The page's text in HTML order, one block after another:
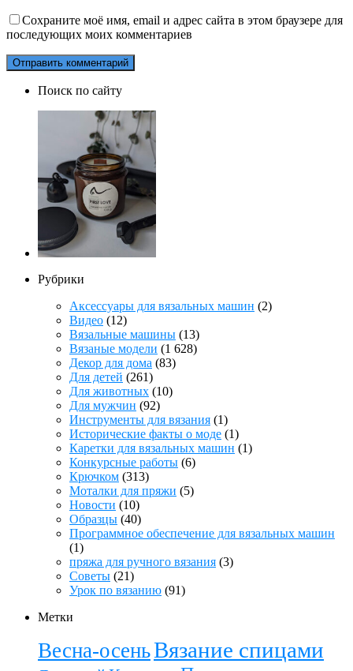
Сохраните моё имя, email и адрес сайта в этом браузере для
последующих моих комментариев
Поиск по сайту
Рубрики
Аксессуары для вязальных машин (2)
Видео (12)
Вязальные машины (13)
Вязаные модели (1 628)
Декор для дома (83)
Для детей (261)
Для животных (10)
Для мужчин (92)
Инструменты для вязания (1)
Исторические факты о моде (1)
Каретки для вязальных машин (1)
Конкурсные работы (6)
Крючком (313)
Моталки для пряжи (5)
Новости (10)
Образцы (40)
Программное обеспечение для вязальных машин
(1)
пряжа для ручного вязания (3)
Советы (21)
Урок по вязанию (91)
Метки
Весна-осеньВязание спицами